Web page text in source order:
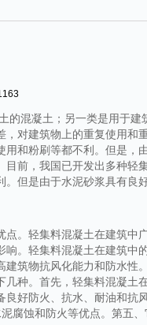
混凝土；另一类是用于建
对建筑物上的重复使用和
和粉刷等都不利。但是，
前，我国已开发出多种轻
但是由于水泥砂浆具有良
。轻集料混凝土在建筑中
。轻集料混凝土在建筑中
筑物抗风化能力和防水性
种。首先，轻集料混凝土
好防火、抗水、耐油和抗
腐蚀和防火等优点。第五